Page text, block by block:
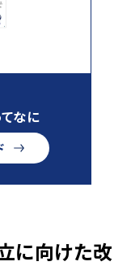
なに
に向けた改